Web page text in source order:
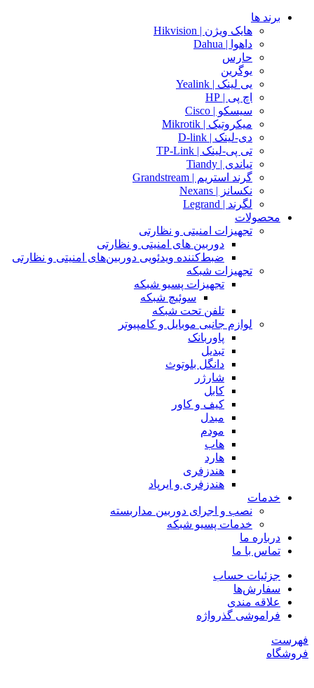
برند ها
هایک ویژن | Hikvision
داهوا | Dahua
حارس
یوگرین
یی لینک | Yealink
اچ پی | HP
سیسکو | Cisco
میکروتیک | Mikrotik
دی-لینک | D-link
تی پی-لینک | TP-Link
تیاندی | Tiandy
گرند استریم | Grandstream
نکسانز | Nexans
لگرند | Legrand
محصولات
تجهیزات امنیتی و نظارتی
دوربین های امنیتی و نظارتی
ضبط‌کننده ویدئویی دوربین‌های امنیتی و نظارتی
تجهیزات شبکه
تجهیزات پسیو شبکه
سوئیچ‌ شبکه
تلفن تحت شبکه
لوازم جانبی موبایل و کامپیوتر
پاوربانک
تبدیل
دانگل بلوتوث
شارژر
کابل
کیف و کاور
مبدل
مودم
هاب
هارد
هندزفری
هندزفری و ایرپاد
خدمات
نصب و اجرای دوربین مداربسته
خدمات پسیو شبکه
درباره ما
تماس با ما
جزئیات حساب
سفارش‌ها
علاقه مندی
فراموشی گذرواژه
فهرست
فروشگاه